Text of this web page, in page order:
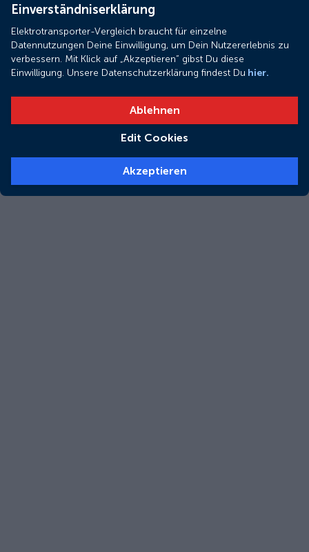
Einverständniserklärung
Elektrotransporter-Vergleich braucht für einzelne
Datennutzungen Deine Einwilligung, um Dein Nutzererlebnis zu
verbessern. Mit Klick auf „Akzeptieren“ gibst Du diese
Einwilligung. Unsere Datenschutzerklärung findest Du hier.
Ablehnen
Edit Cookies
Akzeptieren